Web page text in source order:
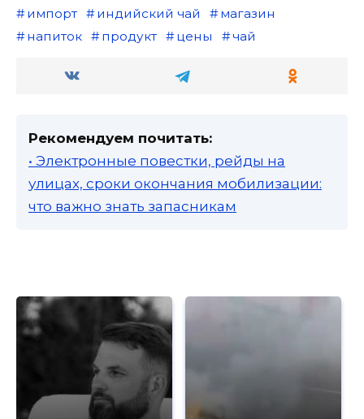
импорт индийский чай
магазин
напиток
продукт цены чай
Рекомендуем почитать:
• Электронные повестки, рейды на
улицах, сроки окончания мобилизации:
что важно знать запасникам